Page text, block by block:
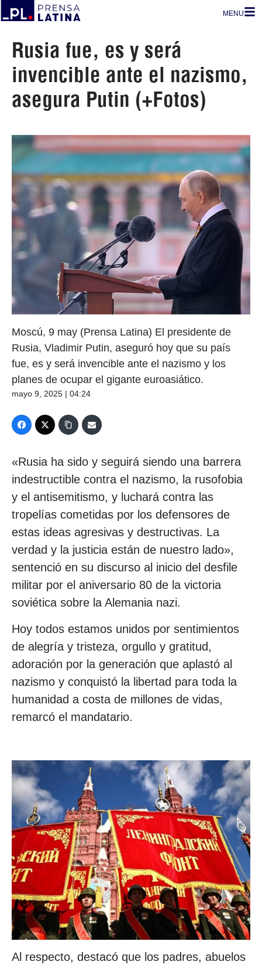
MENU
Rusia fue, es y será
invencible ante el nazismo,
asegura Putin (+Fotos)
Moscú, 9 may (Prensa Latina) El presidente de
Rusia, Vladimir Putin, aseguró hoy que su país
fue, es y será invencible ante el nazismo y los
planes de ocupar el gigante euroasiático.
mayo 9, 2025 | 04:24
«Rusia ha sido y seguirá siendo una barrera
indestructible contra el nazismo, la rusofobia
y el antisemitismo, y luchará contra las
tropelías cometidas por los defensores de
estas ideas agresivas y destructivas. La
verdad y la justicia están de nuestro lado»,
sentenció en su discurso al inicio del desfile
militar por el aniversario 80 de la victoria
soviética sobre la Alemania nazi.
Hoy todos estamos unidos por sentimientos
de alegría y tristeza, orgullo y gratitud,
adoración por la generación que aplastó al
nazismo y conquistó la libertad para toda la
humanidad a costa de millones de vidas,
remarcó el mandatario.
Al respecto, destacó que los padres, abuelos